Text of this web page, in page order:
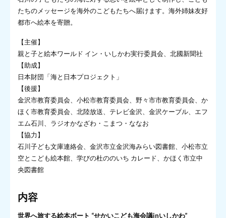
たちのメッセージを海外のこどもたちへ届けます。海外姉妹友好
都市へ絵本を寄贈。
【主催】
親と子と絵本ワールド イン・いしかわ実行委員会、北國新聞社
【助成】
日本財団「海と日本プロジェクト」
【後援】
金沢市教育委員会、小松市教育委員会、野々市市教育委員会、か
ほく市教育委員会、北陸放送、テレビ金沢、金沢ケーブル、エフ
エム石川、ラジオかなざわ・こまつ・ななお
【協力】
石川子ども文庫連絡会、金沢市立金沢海みらい図書館、小松市立
空とこども絵本館、学びの杜ののいち カレード、かほく市立中
央図書館
内容
世界へ旅する絵本ボート “せかいこども海会議inいしかわ”